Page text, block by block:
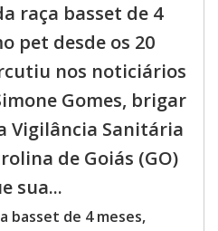
raça basset de 4
pet desde os 20
nos noticiários
Gomes, brigar
Vigilância Sanitária
de Goiás (GO)
sua...
basset de 4 meses,